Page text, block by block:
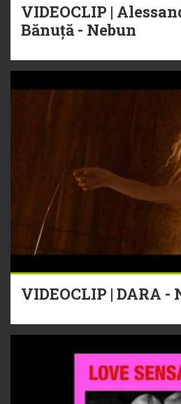
VIDEOCLIP |
Bănuță - Nebun
VIDEOCLIP | DARA -